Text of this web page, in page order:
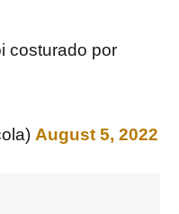
costurado por
August 5, 2022